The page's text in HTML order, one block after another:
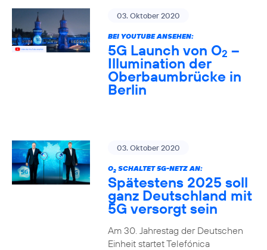
03. Oktober 2020
BEI YOUTUBE ANSEHEN:
5G Launch von O2 –
Illumination der
Oberbaumbrücke in
Berlin
03. Oktober 2020
O2SCHALTET 5G-NETZ AN:
Spätestens 2025 soll
ganz Deutschland mit
5G versorgt sein
Am 30. Jahrestag der Deutschen
Einheit startet Telefónica